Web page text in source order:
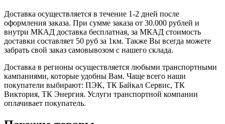
Доставка осуществляется в течение 1-2 дней после
оформления заказа. При сумме заказа от 30.000 рублей и
внутри МКАД доставка бесплатная, за МКАД стоимость
доставки составляет 50 руб за 1км. Также Вы всегда можете
забрать свой заказ самовывозом с нашего склада.
Доставка в регионы осуществляется любыми транспортными
кампаниями, которые удобны Вам. Чаще всего наши
покупатели выбирают: ПЭК, ТК Байкал Сервис, ТК
Виктория, ТК Энергия. Услуги транспортной компании
оплачивает покупатель.